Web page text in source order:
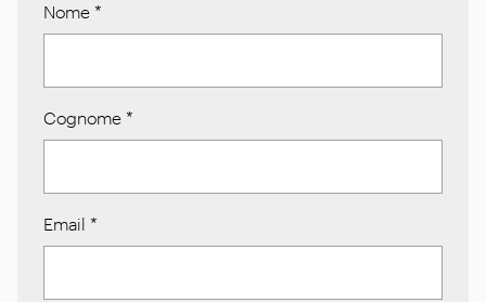
Nome *
Cognome *
Email *